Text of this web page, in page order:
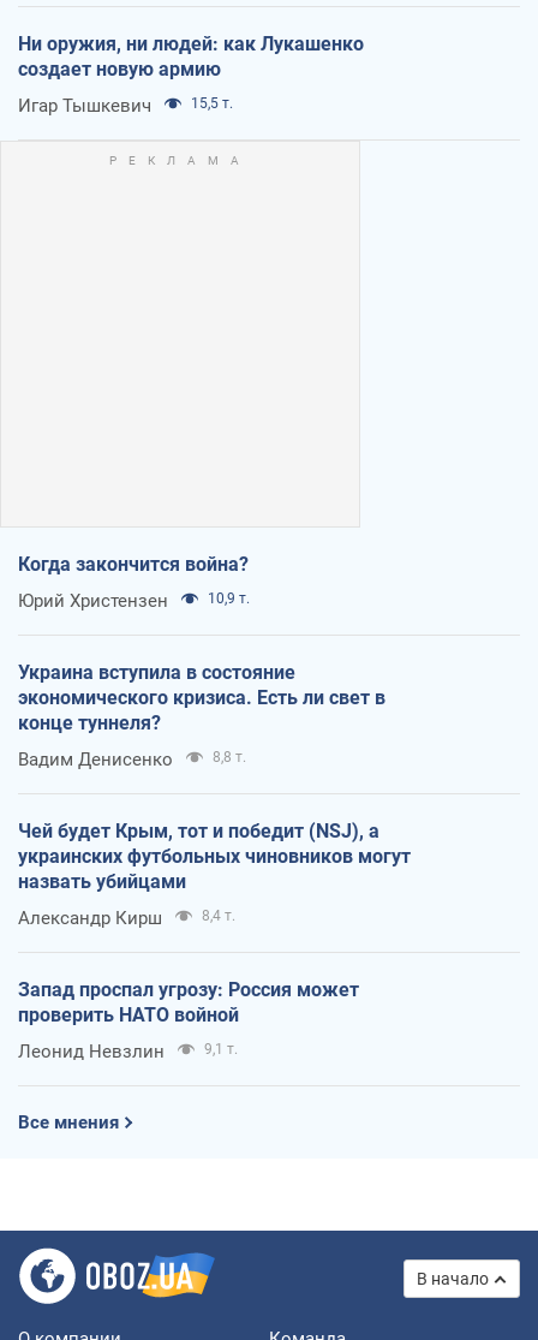
Ни оружия, ни людей: как Лукашенко
создает новую армию
Игар Тышкевич 15,5 т.
Когда закончится война?
Юрий Христензен 10,9 т.
Украина вступила в состояние
экономического кризиса. Есть ли свет в
конце туннеля?
Вадим Денисенко 8,8 т.
Чей будет Крым, тот и победит (NSJ), а
украинских футбольных чиновников могут
назвать убийцами
Александр Кирш 8,4 т.
Запад проспал угрозу: Россия может
проверить НАТО войной
Леонид Невзлин 9,1 т.
Все мнения
В начало